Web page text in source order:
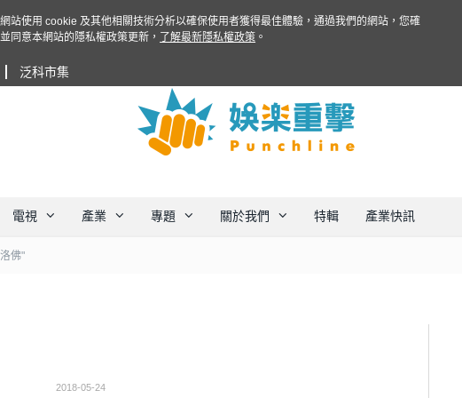
泛科市集
電視 產業 專題 關於我們 特輯 產業快訊
佛"
2018-05-24
站使用 cookie 及其他相關技術分析以確保使用者獲得最佳體驗，通過我們的網站，您確
同意本網站的隱私權政策更新，
了解最新隱私權政策 。